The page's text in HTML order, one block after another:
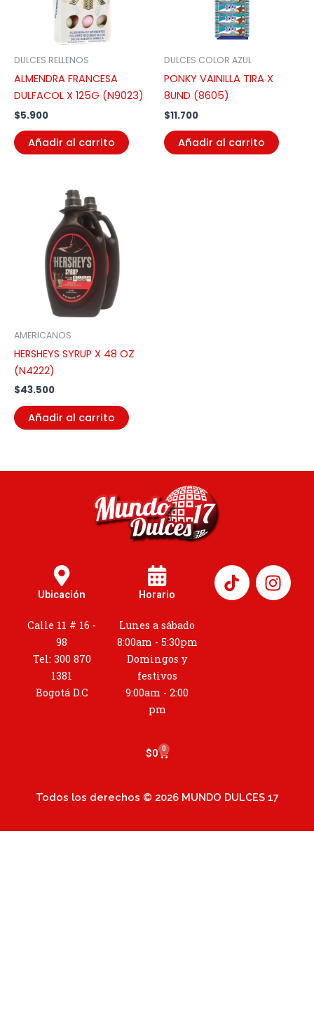
DULCES RELLENOS
ALMENDRA FRANCESA
DULFACOL X 125G (N9023)
$5.900
Añadir al carrito
DULCES COLOR AZUL
PONKY VAINILLA TIRA X
8UND (8605)
$11.700
Añadir al carrito
AMERICANOS
HERSHEYS SYRUP X 48 OZ
(N4222)
$43.500
Añadir al carrito
Ubicación
Calle 11 # 16 -
98
Tel: 300 870
1381
Bogotá D.C
Horario
Lunes a sábado
8:00am - 5:30pm
Domingos y
festivos
9:00am - 2:00
pm
I
n
s
$0 0
Cart
Todos los derechos © 2026 MUNDO DULCES 17